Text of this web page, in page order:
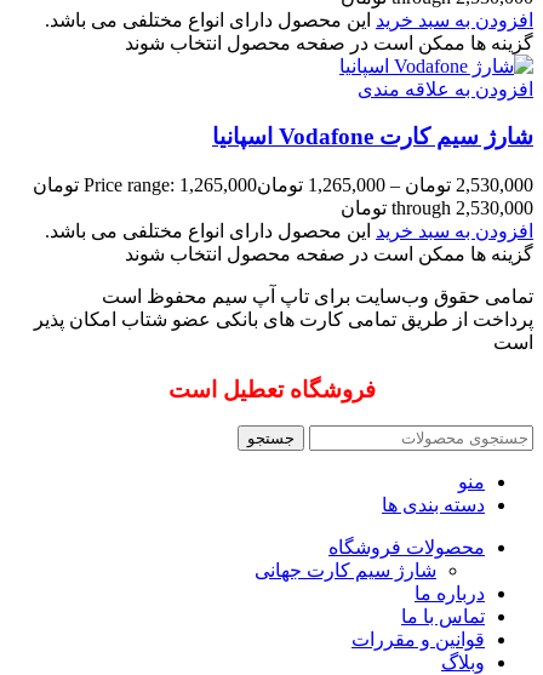
افزودن به سبد خرید این محصول دارای انواع مختلفی می باشد.
گزینه ها ممکن است در صفحه محصول انتخاب شوند
افزودن به علاقه مندی
شارژ سیم کارت Vodafone اسپانیا
2,530,000 تومان –
1,265,000 تومان
Price range: 1,265,000 تومان
through 2,530,000 تومان
افزودن به سبد خرید این محصول دارای انواع مختلفی می باشد.
گزینه ها ممکن است در صفحه محصول انتخاب شوند
تمامی حقوق وب‌سایت برای تاپ آپ سیم محفوظ است
پرداخت از طریق تمامی کارت های بانکی عضو شتاب امکان پذیر
است
فروشگاه تعطیل است
جستجو
منو
دسته بندی ها
محصولات فروشگاه
شارژ سیم کارت جهانی
درباره ما
تماس با ما
قوانین و مقررات
وبلاگ